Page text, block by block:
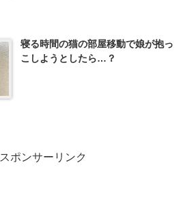
寝る時間の猫の部屋移動で娘が抱っ
こしようとしたら…？
スポンサーリンク